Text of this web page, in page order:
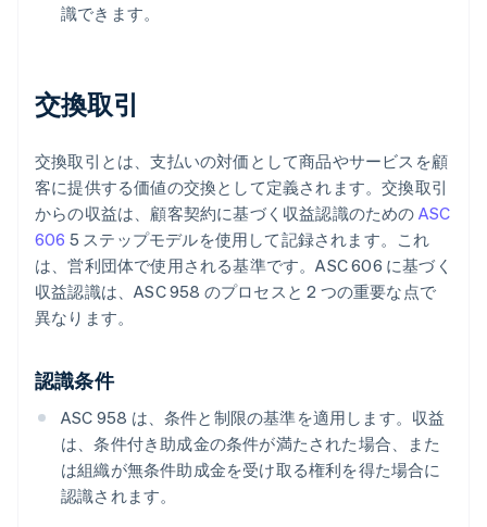
識できます。
交換取引
交換取引とは、支払いの対価として商品やサービスを顧
客に提供する価値の交換として定義されます。交換取引
からの収益は、顧客契約に基づく収益認識のための ASC
606 5 ステップモデルを使用して記録されます。これ
は、営利団体で使用される基準です。ASC 606 に基づく
収益認識は、ASC 958 のプロセスと 2 つの重要な点で
異なります。
認識条件
ASC 958 は、条件と制限の基準を適用します。収益
は、条件付き助成金の条件が満たされた場合、また
は組織が無条件助成金を受け取る権利を得た場合に
認識されます。